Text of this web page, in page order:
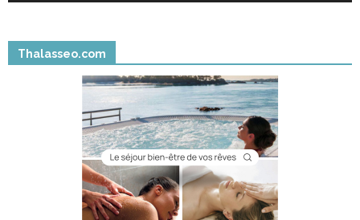
Thalasseo.com